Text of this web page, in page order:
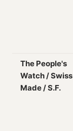
The People's
Watch / Swiss
Made / S.F.